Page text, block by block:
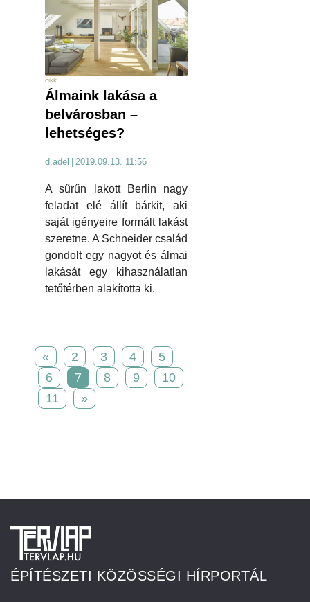
cikk
Álmaink lakása a
belvárosban –
lehetséges?
d.adel | 2019.09.13. 11:56
A sűrűn lakott Berlin nagy
feladat elé állít bárkit, aki
saját igényeire formált lakást
szeretne. A Schneider család
gondolt egy nagyot és álmai
lakását egy kihasználatlan
tetőtérben alakította ki.
« 2 3 4
5
6
7 8 9
10
11
»
ÉPÍTÉSZETI KÖZÖSSÉGI HÍRPORTÁL